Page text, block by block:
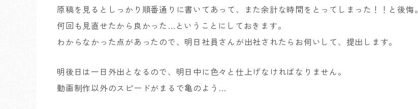
原稿を見るとしっかり順番通りに書いてあって、また余計な時間をとってしまった！！と後悔。
何回も見直せたから良かった…ということにしておきます。
わからなかった点があったので、明日社員さんが出社されたらお伺いして、提出します。
明後日は一日外出となるので、明日中に色々と仕上げなければなりません。
動画制作以外のスピードがまるで亀のよう…